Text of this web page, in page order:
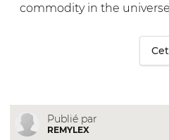
commodity in the
Publié par
REMYLEX